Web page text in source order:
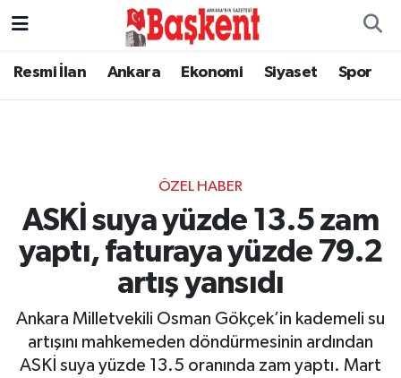
Resmi İlan Ankara Ekonomi Siyaset Spor
ÖZEL HABER
ASKİ suya yüzde 13.5 zam
yaptı, faturaya yüzde 79.2
artış yansıdı
Ankara Milletvekili Osman Gökçek’in kademeli su
artışını mahkemeden döndürmesinin ardından
ASKİ suya yüzde 13.5 oranında zam yaptı. Mart